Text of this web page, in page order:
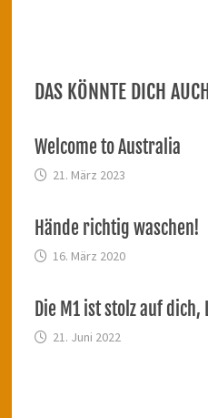
DAS KÖNNTE DICH
Welcome to Australia
21. März 2023
Hände richtig waschen!
16. März 2020
Die M1 ist stolz auf dich,
21. Juni 2022